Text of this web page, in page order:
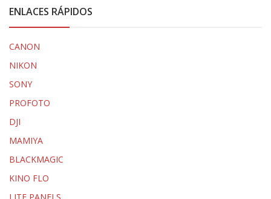
ENLACES RÁPIDOS
CANON
NIKON
SONY
PROFOTO
DJI
MAMIYA
BLACKMAGIC
KINO FLO